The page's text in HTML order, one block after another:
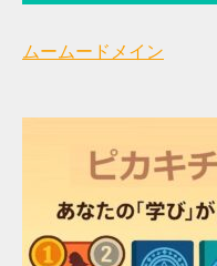
ムームードメイン